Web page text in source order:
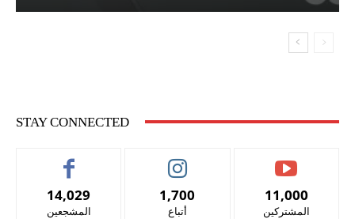
STAY CONNECTED
14,029
المشجعين
1,700
أتباع
11,000
المشتركين